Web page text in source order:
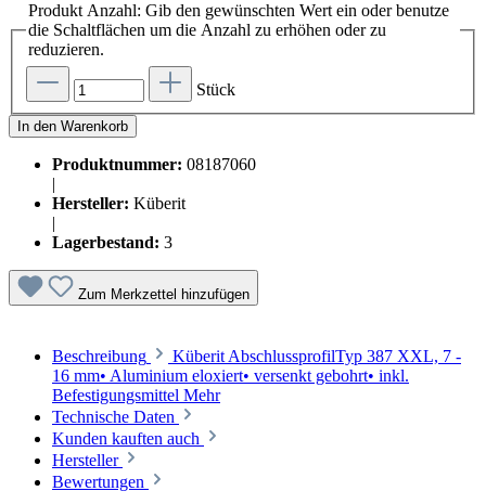
Produkt Anzahl: Gib den gewünschten Wert ein oder benutze
die Schaltflächen um die Anzahl zu erhöhen oder zu
reduzieren.
Stück
In den Warenkorb
Produktnummer: 08187060
|
Hersteller: Küberit
|
Lagerbestand: 3
Zum Merkzettel hinzufügen
Beschreibung
Küberit AbschlussprofilTyp 387 XXL, 7 -
16 mm• Aluminium eloxiert• versenkt gebohrt• inkl.
Befestigungsmittel Mehr
Technische Daten
Kunden kauften auch
Hersteller
Bewertungen